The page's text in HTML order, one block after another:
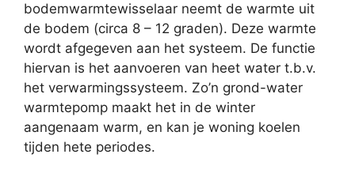
bodemwarmtewisselaar neemt de warmte uit
de bodem (circa 8 – 12 graden). Deze warmte
wordt afgegeven aan het systeem. De functie
hiervan is het aanvoeren van heet water t.b.v.
het verwarmingssysteem. Zo’n grond-water
warmtepomp maakt het in de winter
aangenaam warm, en kan je woning koelen
tijden hete periodes.